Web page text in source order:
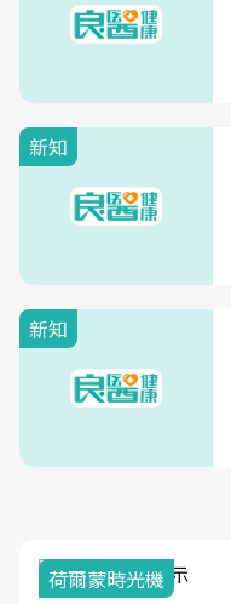
新知
新知
荷爾蒙時光機